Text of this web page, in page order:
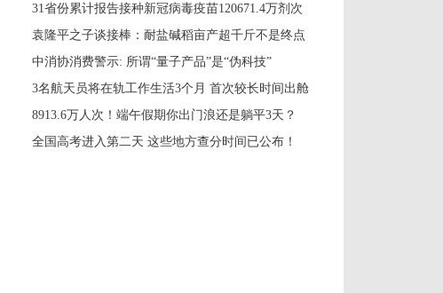
31省份累计报告接种新冠病毒疫苗120671.4万剂次
袁隆平之子谈接棒：耐盐碱稻亩产超千斤不是终点
中消协消费警示: 所谓“量子产品”是“伪科技”
3名航天员将在轨工作生活3个月 首次较长时间出舱
8913.6万人次！端午假期你出门浪还是躺平3天？
全国高考进入第二天 这些地方查分时间已公布！